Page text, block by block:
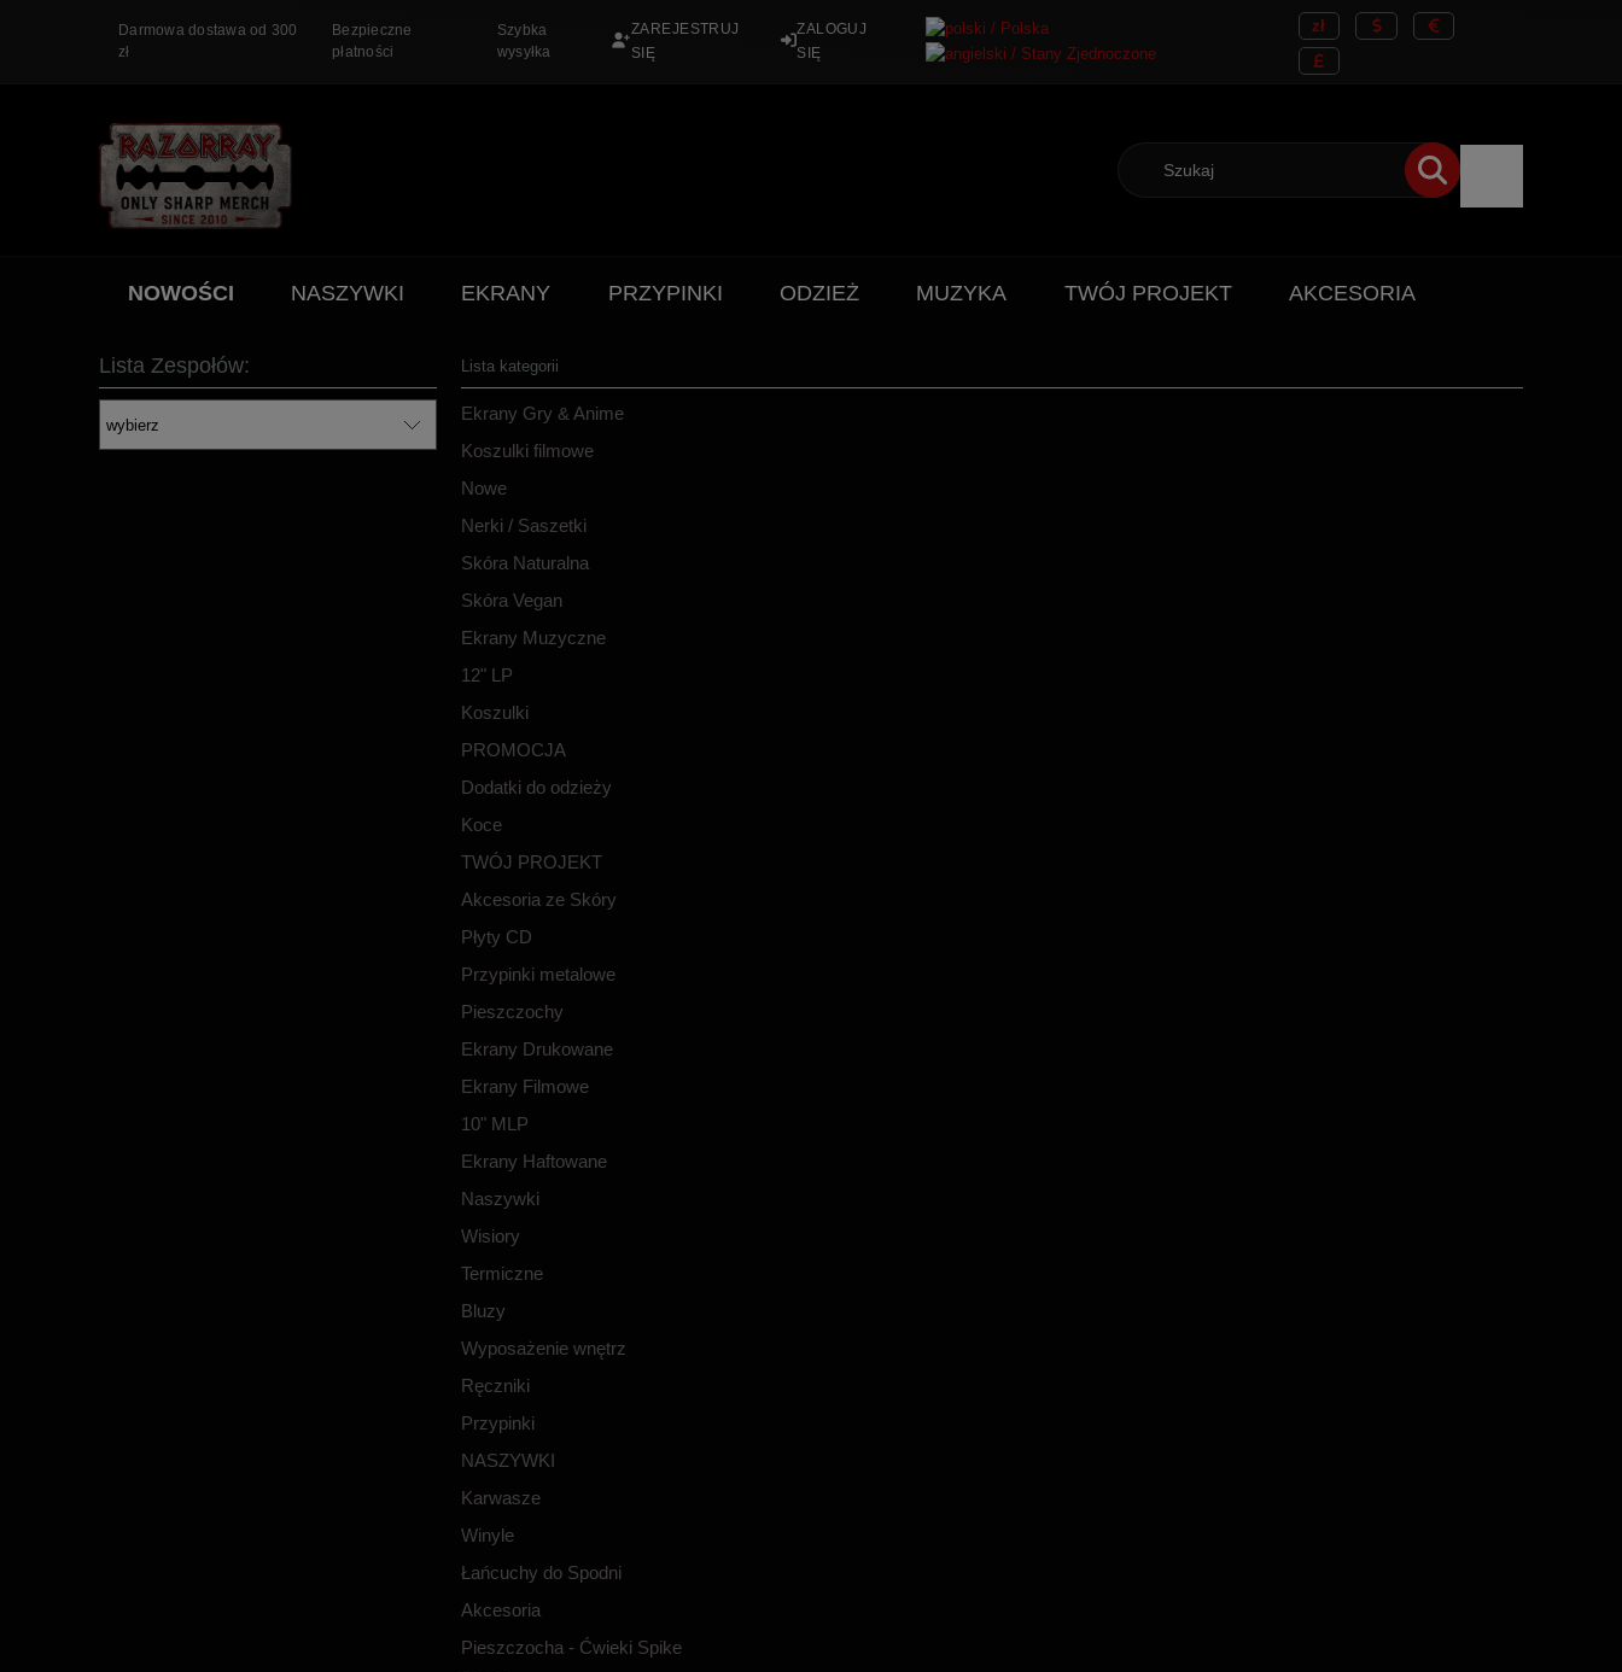
Darmowa dostawa od 300
zł
Bezpieczne
płatności
Szybka
wysyłka
ZAREJESTRUJ
SIĘ
ZALOGUJ
SIĘ
NOWOŚCI NASZYWKI EKRANY PRZYPINKI ODZIEŻ MUZYKA TWÓJ PROJEKT AKCESORIA
Lista Zespołów:
Lista kategorii
Ekrany Gry & Anime
Koszulki filmowe
Nowe
Nerki / Saszetki
Skóra Naturalna
Skóra Vegan
Ekrany Muzyczne
12" LP
Koszulki
PROMOCJA
Dodatki do odzieży
Koce
TWÓJ PROJEKT
Akcesoria ze Skóry
Płyty CD
Przypinki metalowe
Pieszczochy
Ekrany Drukowane
Ekrany Filmowe
10" MLP
Ekrany Haftowane
Naszywki
Wisiory
Termiczne
Bluzy
Wyposażenie wnętrz
Ręczniki
Przypinki
NASZYWKI
Karwasze
Winyle
Łańcuchy do Spodni
Akcesoria
Pieszczocha - Ćwieki Spike